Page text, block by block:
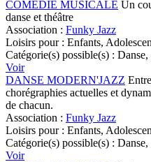
COMEDIE MUSICALE Un
danse et théâtre
Association : Funky Jazz
Loisirs pour : Enfants,
Catégorie(s) possible(s) :
Voir
DANSE MODERN'JAZZ
chorégraphies actuelles et
de chacun.
Association : Funky Jazz
Loisirs pour : Enfants,
Catégorie(s) possible(s) : Danse,
Voir